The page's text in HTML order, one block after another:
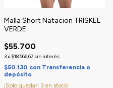
Malla Short Natacion TRISKEL
VERDE
$55.700
3x $18.566,67 sin interés
$50.130 con Transferencia o
depósito
¡Solo quedan 3 en stock!